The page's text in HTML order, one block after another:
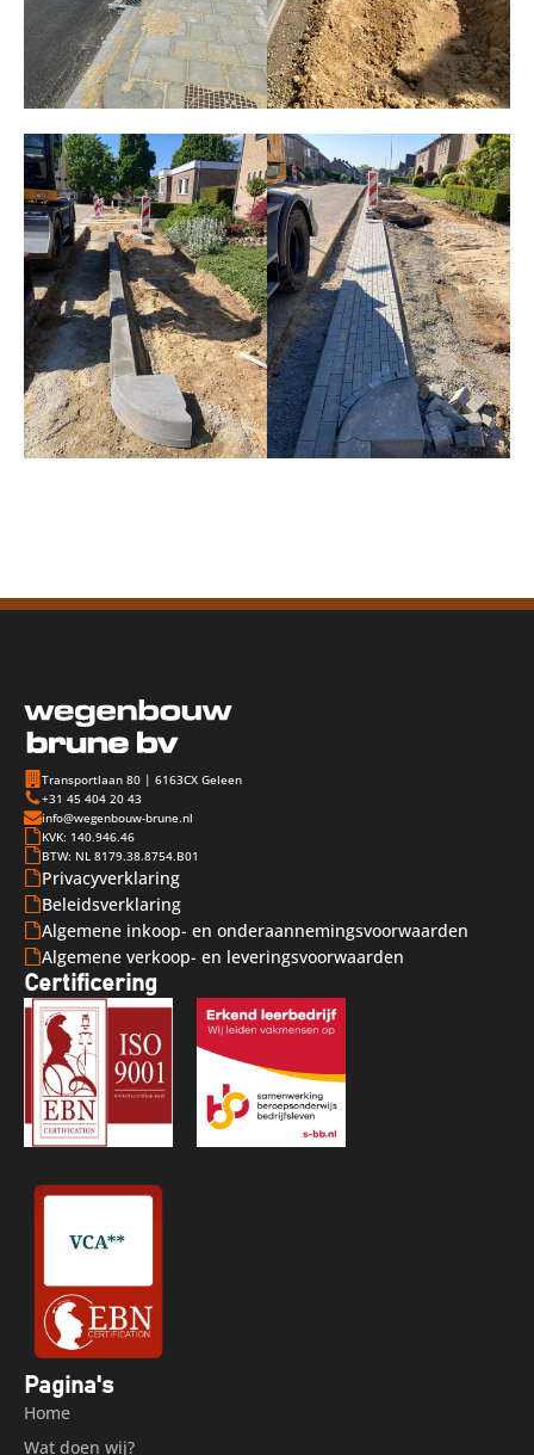
Transportlaan 80 | 6163CX Geleen
+31 45 404 20 43
info@wegenbouw-brune.nl
KVK: 140.946.46
BTW: NL 8179.38.8754.B01
Privacyverklaring
Beleidsverklaring
Algemene inkoop- en onderaannemingsvoorwaarden
Algemene verkoop- en leveringsvoorwaarden
Certificering
Pagina's
Home
Wat doen wij?